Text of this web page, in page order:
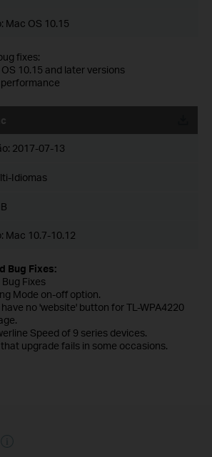
Mac OS 10.15
fixes:
10.15 and later versions
2017-07-13
Idiomas
Mac 10.7-10.12
Bug Fixes:
Fixes
Mode on-off option.
no 'website' button for TL-WPA4220
Speed of 9 series devices.
upgrade fails in some occasions.